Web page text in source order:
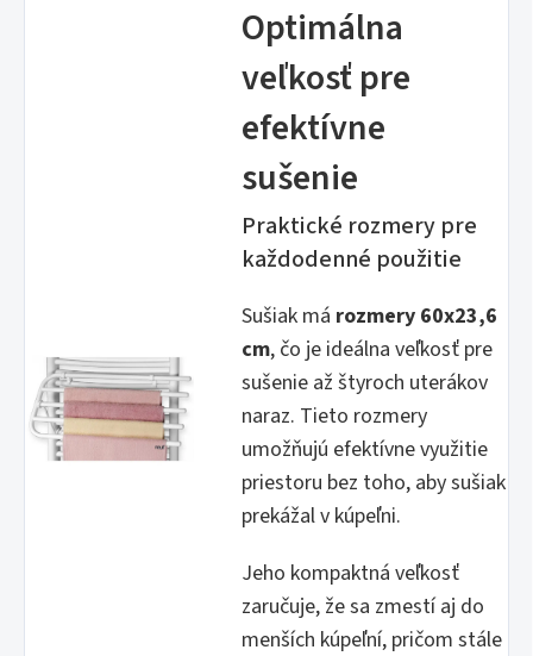
Optimálna
veľkosť pre
efektívne
sušenie
Praktické rozmery pre
každodenné použitie
Sušiak má rozmery 60x23,6
cm, čo je ideálna veľkosť pre
sušenie až štyroch uterákov
naraz. Tieto rozmery
umožňujú efektívne využitie
priestoru bez toho, aby sušiak
prekážal v kúpeľni.
Jeho kompaktná veľkosť
zaručuje, že sa zmestí aj do
menších kúpeľní, pričom stále